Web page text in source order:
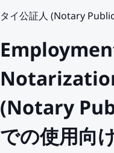
タイ公証人 (Notary
(Notary
での使用向